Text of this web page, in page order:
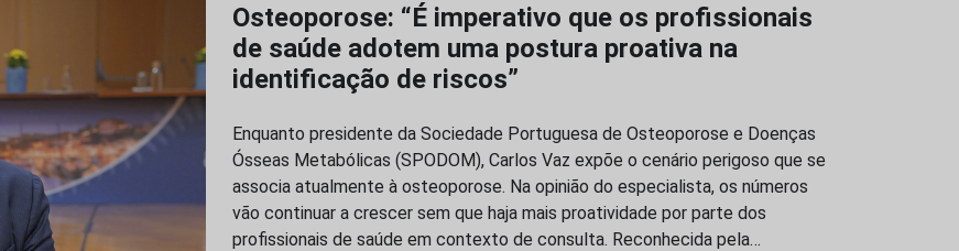
Osteoporose: “É imperativo que os profissionais
de saúde adotem uma postura proativa na
identificação de riscos”
Enquanto presidente da Sociedade Portuguesa de Osteoporose e Doenças
Ósseas Metabólicas (SPODOM), Carlos Vaz expõe o cenário perigoso que se
associa atualmente à osteoporose. Na opinião do especialista, os números
vão continuar a crescer sem que haja mais proatividade por parte dos
profissionais de saúde em contexto de consulta. Reconhecida pela…